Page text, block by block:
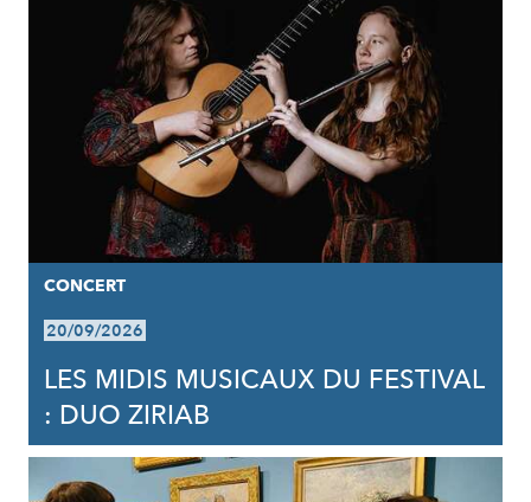
CONCERT
20/09/2026
LES MIDIS MUSICAUX DU FESTIVAL
: DUO ZIRIAB